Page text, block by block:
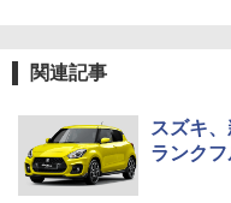
関連記事
スズキ
ランク